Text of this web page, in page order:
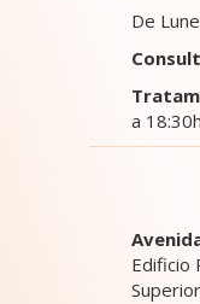
De
a 18:30h
Edificio
Superior